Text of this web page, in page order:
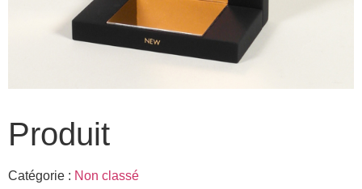
Produit
Catégorie : Non classé